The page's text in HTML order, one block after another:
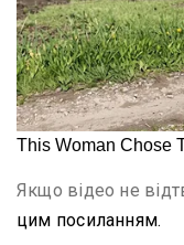
Якщо відео не
цим посиланням.